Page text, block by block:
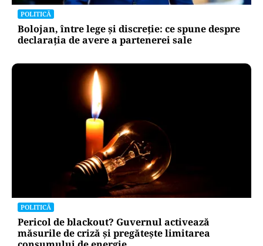
POLITICĂ
Bolojan, între lege și discreție: ce spune despre
declarația de avere a partenerei sale
POLITICĂ
Pericol de blackout? Guvernul activează
măsurile de criză și pregătește limitarea